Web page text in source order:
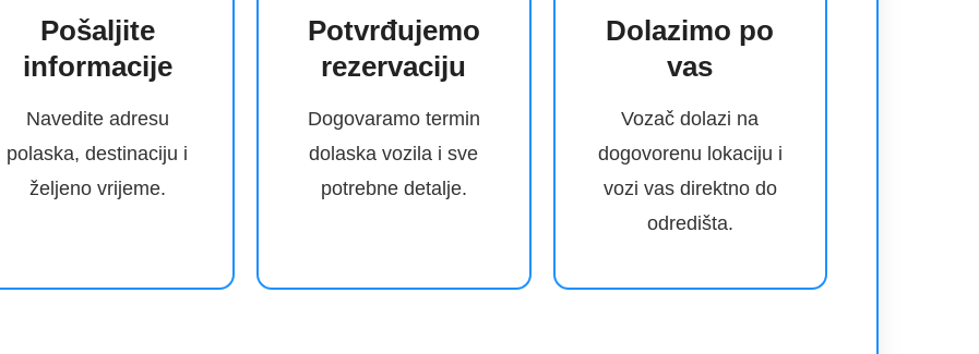
Pošaljite
informacije
Navedite adresu
polaska, destinaciju i
željeno vrijeme.
Potvrđujemo
rezervaciju
Dogovaramo termin
dolaska vozila i sve
potrebne detalje.
Dolazimo po
vas
Vozač dolazi na
dogovorenu lokaciju i
vozi vas direktno do
odredišta.